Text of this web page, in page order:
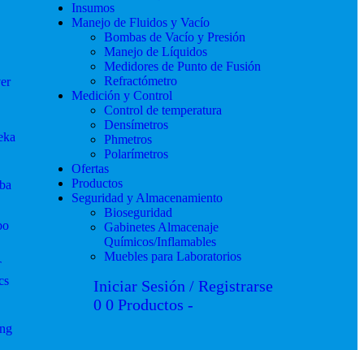
Insumos
Manejo de Fluidos y Vacío
Bombas de Vacío y Presión
Manejo de Líquidos
Medidores de Punto de Fusión
Refractómetro
Medición y Control
Control de temperatura
Densímetros
Phmetros
Polarímetros
Ofertas
Productos
Seguridad y Almacenamiento
Bioseguridad
Gabinetes Almacenaje
Químicos/Inflamables
Muebles para Laboratorios
Iniciar Sesión / Registrarse
0 0 Productos -